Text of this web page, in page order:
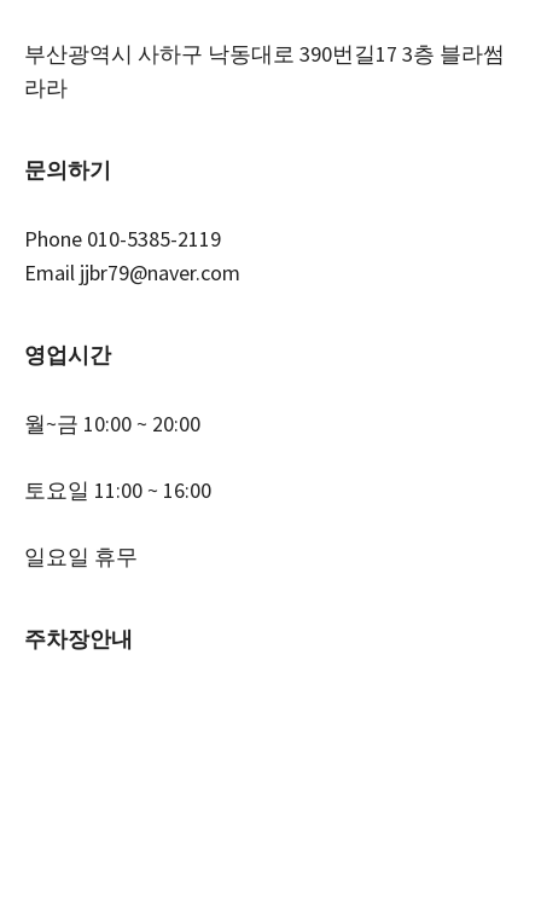
부산광역시 사하구 낙동대로 390번길17 3층 블라썸
라라
문의하기
Phone 010-5385-2119
Email jjbr79@naver.com
영업시간
월~금 10:00 ~ 20:00
토요일 11:00 ~ 16:00
일요일 휴무
주차장안내